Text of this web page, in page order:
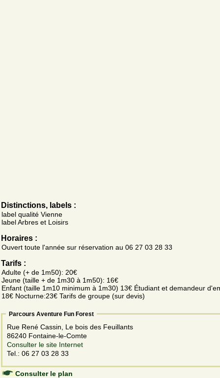
Distinctions, labels :
label qualité Vienne
label Arbres et Loisirs
Horaires :
Ouvert toute l'année sur réservation au 06 27 03 28 33
Tarifs :
Adulte (+ de 1m50): 20€
Jeune (taille + de 1m30 à 1m50): 16€
Enfant (taille 1m10 minimum à 1m30) 13€ Étudiant et demandeur
18€ Nocturne:23€ Tarifs de groupe (sur devis)
Parcours Aventure Fun Forest
Rue René Cassin, Le bois des Feuillants
86240 Fontaine-le-Comte
Consulter le site Internet
Tel.: 06 27 03 28 33
Consulter le plan